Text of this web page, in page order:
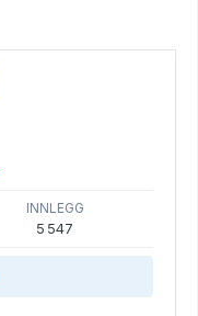
INNLEGG
5 547